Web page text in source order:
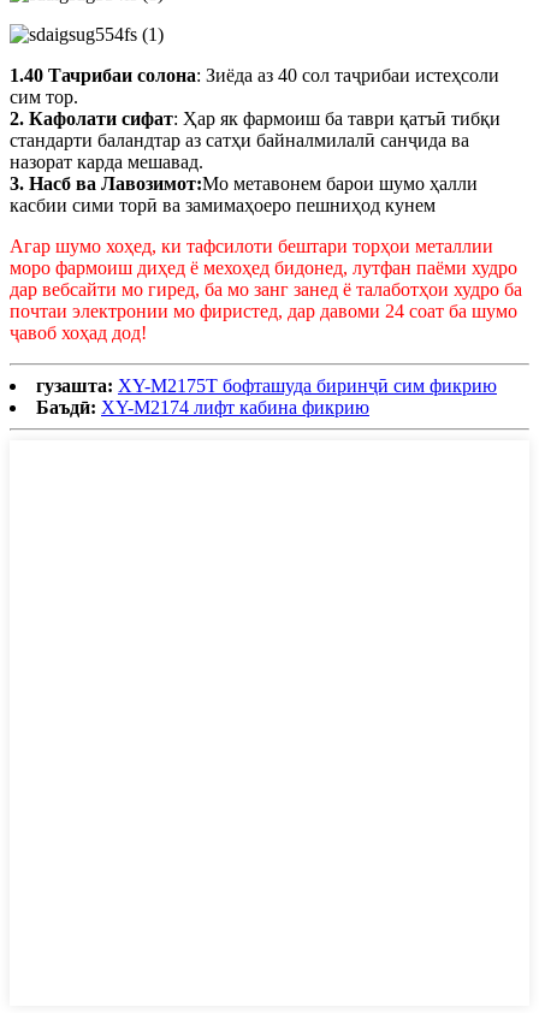
1.40 Тачрибаи солона: Зиёда аз 40 сол таҷрибаи истеҳсоли
сим тор.
2. Кафолати сифат: Ҳар як фармоиш ба таври қатъӣ тибқи
стандарти баландтар аз сатҳи байналмилалӣ санҷида ва
назорат карда мешавад.
3. Насб ва Лавозимот:Мо метавонем барои шумо ҳалли
касбии сими торӣ ва замимаҳоеро пешниҳод кунем
Агар шумо хоҳед, ки тафсилоти бештари торҳои металлии
моро фармоиш диҳед ё мехоҳед бидонед, лутфан паёми худро
дар вебсайти мо гиред, ба мо занг занед ё талаботҳои худро ба
почтаи электронии мо фиристед, дар давоми 24 соат ба шумо
ҷавоб хоҳад дод!
гузашта: XY-M2175T бофташуда биринҷӣ сим фикрию
Баъдӣ: XY-M2174 лифт кабина фикрию